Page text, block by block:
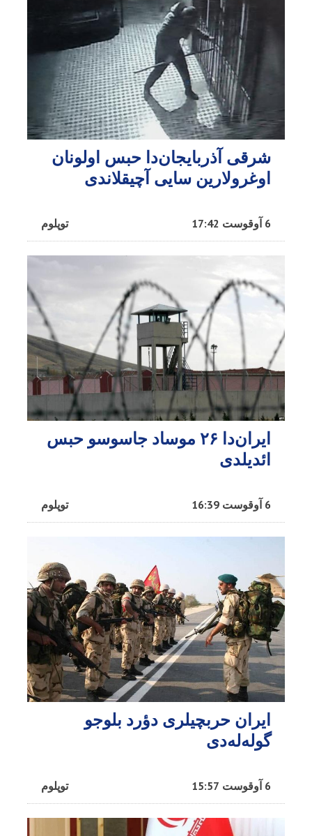
شرقی آذربایجان‌دا حبس اولونان
اوغرولارین سایی آچیقلاندی
توپلوم 6 آوقوست 17:42
ایران‌دا ۲۶ موساد جاسوسو حبس
ائدیلدی
توپلوم 6 آوقوست 16:39
ایران حربچیلری دؤرد بلوجو
گوله‌له‌دی
توپلوم 6 آوقوست 15:57